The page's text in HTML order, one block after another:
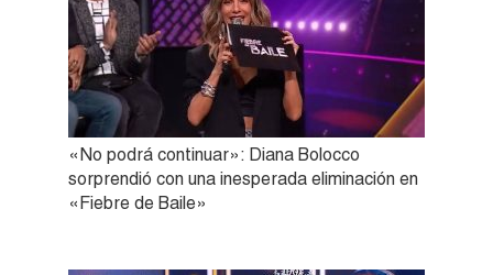
«No podrá continuar»: Diana Bolocco
sorprendió con una inesperada eliminación en
«Fiebre de Baile»